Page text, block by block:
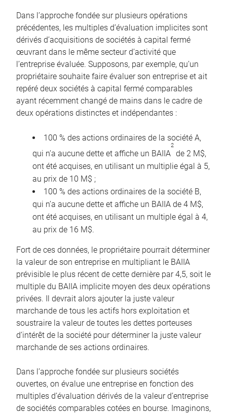
Dans l’approche fondée sur plusieurs opérations
précédentes, les multiples d’évaluation implicites sont
dérivés d’acquisitions de sociétés à capital fermé
œuvrant dans le même secteur d’activité que
l’entreprise évaluée. Supposons, par exemple, qu’un
propriétaire souhaite faire évaluer son entreprise et ait
repéré deux sociétés à capital fermé comparables
ayant récemment changé de mains dans le cadre de
deux opérations distinctes et indépendantes :
100 % des actions ordinaires de la société A,
qui n’a aucune dette et affiche un BAIIA
2
de 2 M$,
ont été acquises, en utilisant un multiplie égal à 5,
au prix de 10 M$ ;
100 % des actions ordinaires de la société B,
qui n’a aucune dette et affiche un BAIIA de 4 M$,
ont été acquises, en utilisant un multiple égal à 4,
au prix de 16 M$.
Fort de ces données, le propriétaire pourrait déterminer
la valeur de son entreprise en multipliant le BAIIA
prévisible le plus récent de cette dernière par 4,5, soit le
multiple du BAIIA implicite moyen des deux opérations
privées. Il devrait alors ajouter la juste valeur
marchande de tous les actifs hors exploitation et
soustraire la valeur de toutes les dettes porteuses
d’intérêt de la société pour déterminer la juste valeur
marchande de ses actions ordinaires.
Dans l’approche fondée sur plusieurs sociétés
ouvertes, on évalue une entreprise en fonction des
multiples d’évaluation dérivés de la valeur d’entreprise
de sociétés comparables cotées en bourse. Imaginons,